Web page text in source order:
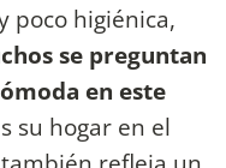
poco higiénica,
se preguntan
en este
su hogar en el